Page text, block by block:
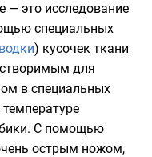
— это исследование
специальных
) кусочек ткани
для
в специальных
С помощью
острым ножом,